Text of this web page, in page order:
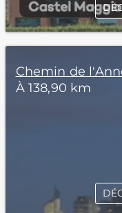
Chemin de
À 138,90 km